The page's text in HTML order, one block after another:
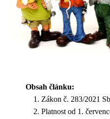
Obsah článku:
Zákon č. 283/2021
Platnost od 1.